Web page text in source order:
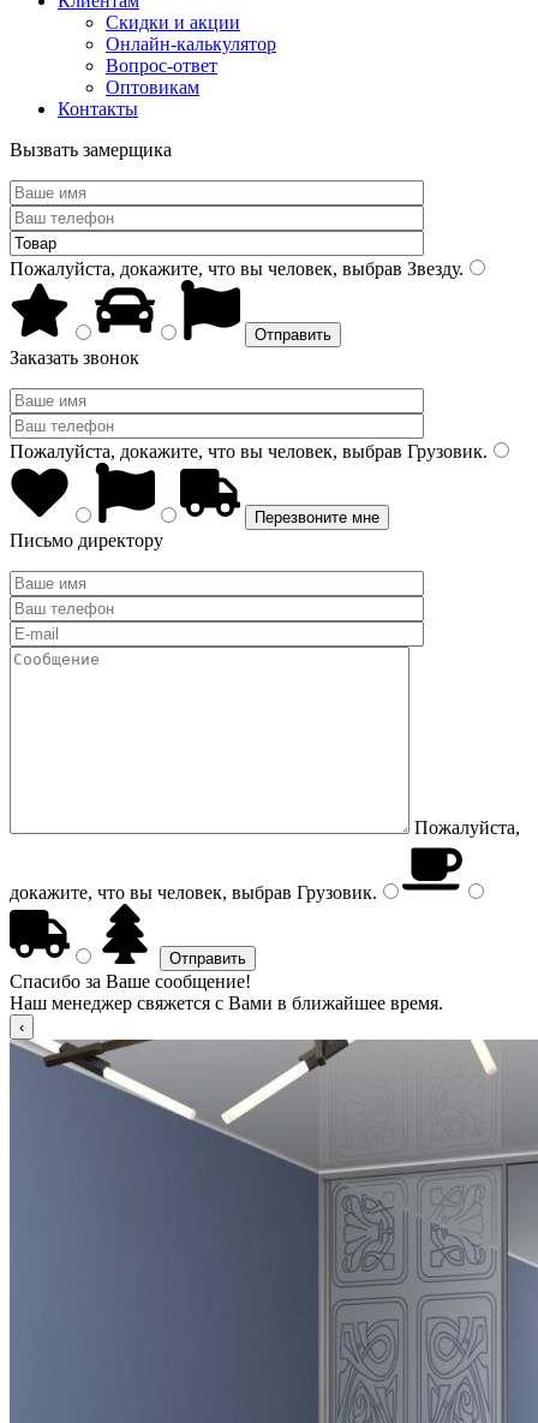
Скидки и акции
Онлайн-калькулятор
Вопрос-ответ
Оптовикам
Контакты
Вызвать замерщика
Пожалуйста, докажите, что вы человек, выбрав Звезду.
Заказать звонок
Пожалуйста, докажите, что вы человек, выбрав Грузовик.
Письмо директору
Пожалуйста,
докажите, что вы человек, выбрав Грузовик.
Спасибо за Ваше сообщение!
Наш менеджер свяжется с Вами в ближайшее время.